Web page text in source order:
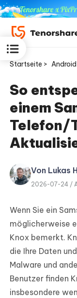
ReiBoot
for iOS
PDNob
Editor
Startseite >
So
einem
Telefon/
Von Lukas
2026-07-24 /
Wenn Sie ein
möglicherweise
Knox bemerkt.
die Ihre Daten
Malware und
Benutzer finden
insbesondere